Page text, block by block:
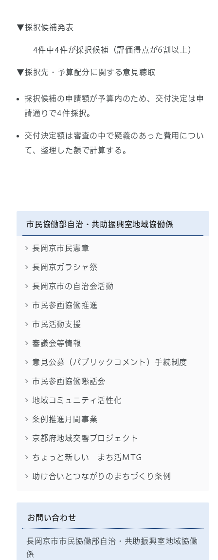
▼採択候補発表
4件中4件が採択候補（評価得点が6割以上）
▼採択先・予算配分に関する意見聴取
採択候補の申請額が予算内のため、交付決定は申
請通りで4件採択。
交付決定額は審査の中で疑義のあった費用につい
て、整理した額で計算する。
市民協働部自治・共助振興室地域協働係
長岡京市民憲章
長岡京ガラシャ祭
長岡京市の自治会活動
市民参画協働推進
市民活動支援
審議会等情報
意見公募（パブリックコメント）手続制度
市民参画協働懇話会
地域コミュニティ活性化
条例推進月間事業
京都府地域交響プロジェクト
ちょっと新しい まち活MTG
助け合いとつながりのまちづくり条例
お問い合わせ
長岡京市市民協働部自治・共助振興室地域協働
係